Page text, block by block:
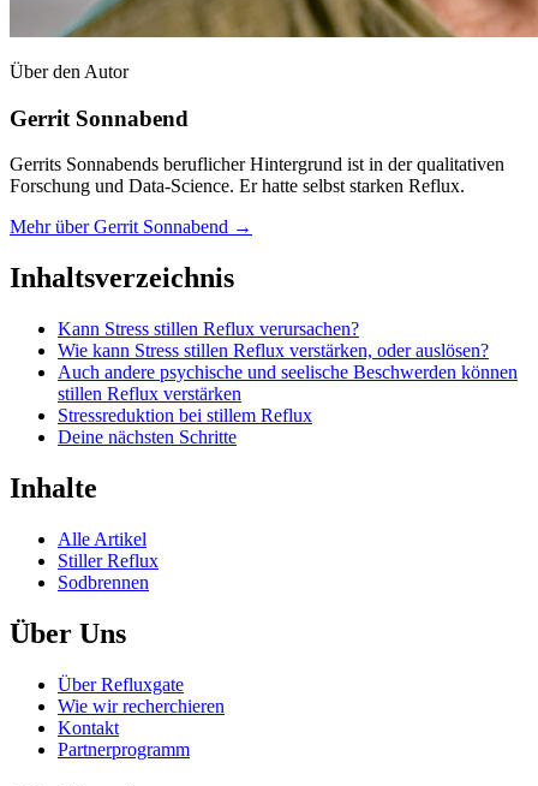
Über den Autor
Gerrit Sonnabend
Gerrits Sonnabends beruflicher Hintergrund ist in der qualitativen
Forschung und Data-Science. Er hatte selbst starken Reflux.
Mehr über Gerrit Sonnabend →
Inhaltsverzeichnis
Kann Stress stillen Reflux verursachen?
Wie kann Stress stillen Reflux verstärken, oder auslösen?
Auch andere psychische und seelische Beschwerden können
stillen Reflux verstärken
Stressreduktion bei stillem Reflux
Deine nächsten Schritte
Inhalte
Alle Artikel
Stiller Reflux
Sodbrennen
Über Uns
Über Refluxgate
Wie wir recherchieren
Kontakt
Partnerprogramm